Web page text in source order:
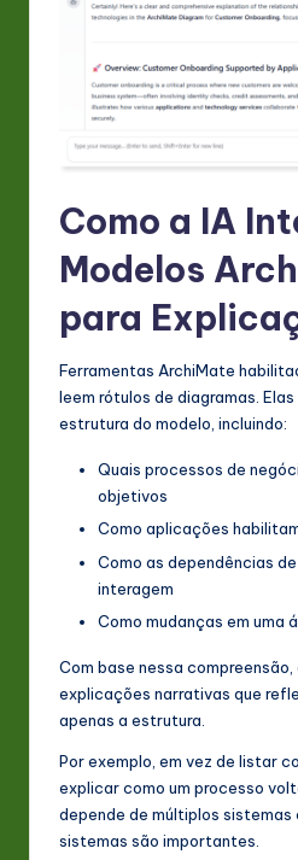
Como a IA
Modelos
para
Ferramentas ArchiMate
leem rótulos de diagramas.
estrutura do modelo, incluindo:
Quais processos de
objetivos
Como aplicações
Como as dependências
interagem
Como mudanças em uma
Com base nessa compreensão,
explicações narrativas que
apenas a estrutura.
Por exemplo, em vez de listar
explicar como um processo
depende de múltiplos sistemas
sistemas são importantes.